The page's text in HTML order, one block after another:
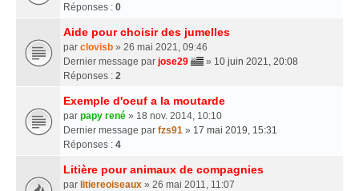
Réponses : 0
Aide pour choisir des jumelles
par clovisb » 26 mai 2021, 09:46
Dernier message par jose29 » 10 juin 2021, 20:08
Réponses : 2
Exemple d'oeuf a la moutarde
par papy rené » 18 nov. 2014, 10:10
Dernier message par fzs91 » 17 mai 2019, 15:31
Réponses : 4
Litière pour animaux de compagnies
par litiereoiseaux » 26 mai 2011, 11:07